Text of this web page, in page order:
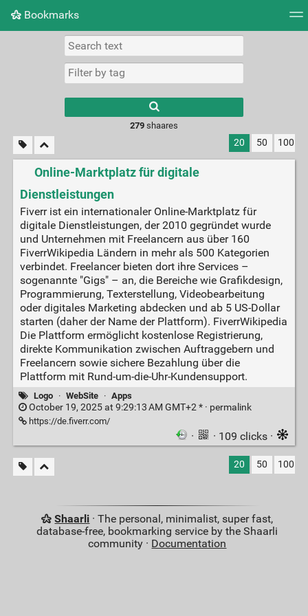
Bookmarks
Picture wall
279shaares
20 50 100
Online-Marktplatz für digitale
Dienstleistungen
Fiverr ist ein internationaler Online-Marktplatz für
digitale Dienstleistungen, der 2010 gegründet wurde
und Unternehmen mit Freelancern aus über 160
FiverrWikipedia Ländern in mehr als 500 Kategorien
verbindet. Freelancer bieten dort ihre Services –
sogenannte "Gigs" – an, die Bereiche wie Grafikdesign,
Programmierung, Texterstellung, Videobearbeitung
oder digitales Marketing abdecken und ab 5 US-Dollar
starten (daher der Name der Plattform). FiverrWikipedia
Die Plattform ermöglicht kostenlose Registrierung,
direkte Kommunikation zwischen Auftraggebern und
Freelancern sowie sichere Bezahlung über die
Plattform mit Rund-um-die-Uhr-Kundensupport.
Logo · WebSite · Apps
October 19, 2025 at 9:29:13 AM GMT+2 * · permalink
https://de.fiverr.com/
· · 109 clicks ·
20 50 100
Shaarli · The personal, minimalist, super fast,
database-free, bookmarking service by the Shaarli
community · Documentation